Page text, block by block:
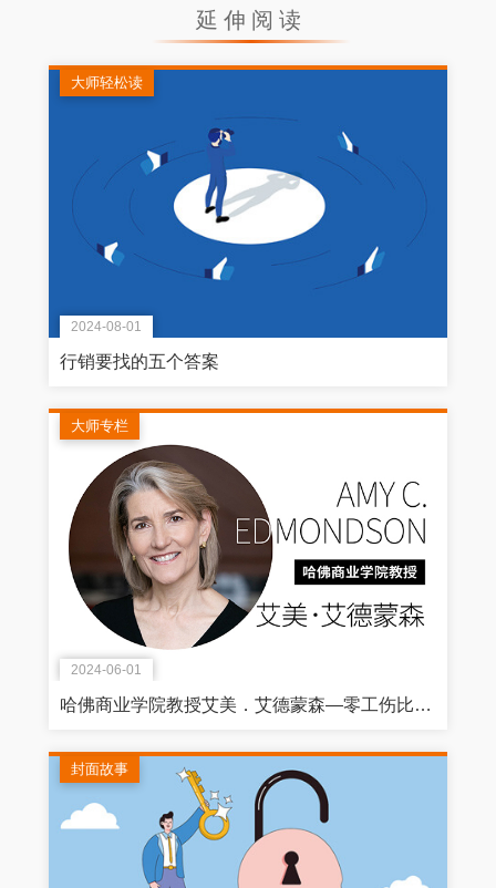
延伸阅读
2024-08-01
大师轻松读
行销要找的五个答案
2024-06-01
大师专栏
哈佛商业学院教授艾美．艾德蒙森—零工伤比高利润重要！
封面故事